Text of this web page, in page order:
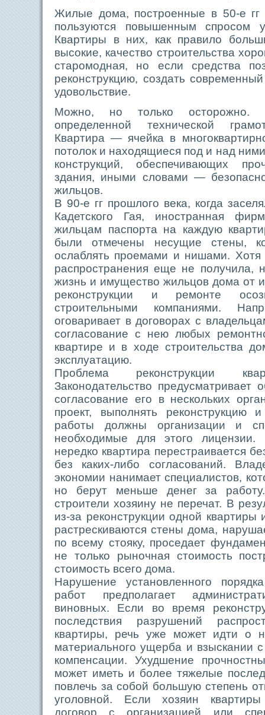
Жилые дома, построенные в 50-е
пользуются повышенным спросом
Квартиры в них, как правило
высокие, качество строительства
старомодная, но если средства
реконструкцию, создать
удовольствие.
Можно, но только осторожно.
определенной технической
Квартира — ячейка в
потолок и находящиеся под и над
конструкций, обеспечивающих
здания, иными словами —
жильцов.
В 90-е гг прошлого века, когда
Кадетского Гая, иностранная
жильцам паспорта на каждую
были отмечены несущие стены,
ослаблять проемами и нишами. Хотя
распространения еще не получила,
жизнь и имущество жильцов дома от
реконструкции и ремонте
строительными компаниями.
оговаривает в договорах с
согласование с нею любых
квартире и в ходе строительства
эксплуатацию.
Проблема реконструкции
Законодательство предусматривает
согласование его в нескольких
проект, выполнять реконструкцию
работы должны организации и
необходимые для этого лицензии.
нередко квартира перестраивается
без каких-либо согласований.
экономии нанимает специалистов,
но берут меньше денег за
строители хозяину не перечат. В
из-за реконструкции одной
растрескиваются стены дома,
по всему стояку, проседает
не только рыночная стоимость
стоимость всего дома.
Нарушение установленного
работ предполагает
виновных. Если во время
последствия разрушений
квартиры, речь уже может идти о
материального ущерба и взыскании
компенсации. Ухудшение
может иметь и более тяжелые
повлечь за собой большую степень
уголовной. Если хозяин
договор с организацией или